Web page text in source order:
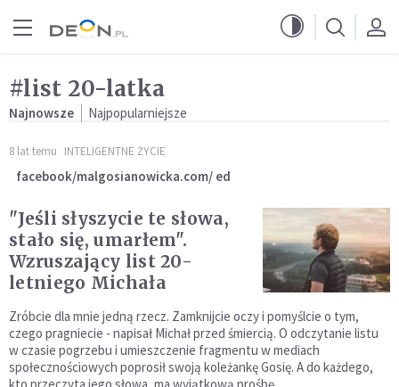
#list 20-latka
Najnowsze Najpopularniejsze
8 lat temu INTELIGENTNE ŻYCIE
facebook/malgosianowicka.com/ ed
"Jeśli słyszycie te słowa,
stało się, umarłem".
Wzruszający list 20-
letniego Michała
Zróbcie dla mnie jedną rzecz. Zamknijcie oczy i pomyślcie o tym,
czego pragniecie - napisał Michał przed śmiercią. O odczytanie listu
w czasie pogrzebu i umieszczenie fragmentu w mediach
społecznościowych poprosił swoją koleżankę Gosię. A do każdego,